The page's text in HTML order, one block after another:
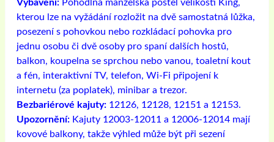
Vybavení: Pohodlná manželská postel velikosti King,
kterou lze na vyžádání rozložit na dvě samostatná lůžka,
posezení s pohovkou nebo rozkládací pohovka pro
jednu osobu či dvě osoby pro spaní dalších hostů,
balkon, koupelna se sprchou nebo vanou, toaletní kout
a fén, interaktivní TV, telefon, Wi-Fi připojení k
internetu (za poplatek), minibar a trezor.
Bezbariérové ​​kajuty: 12126, 12128, 12151 a 12153.
Upozornění: Kajuty 12003-12011 a 12006-12014 mají
kovové balkony, takže výhled může být při sezení